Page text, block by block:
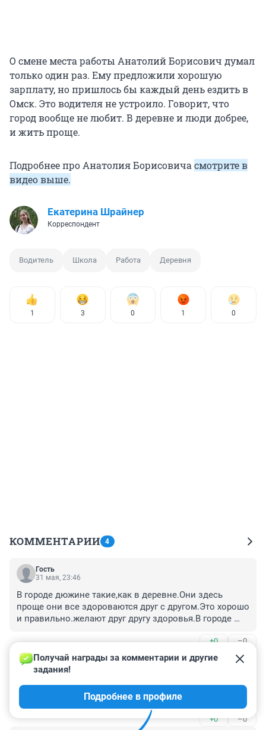
О смене места работы Анатолий Борисович думал
только один раз. Ему предложили хорошую
зарплату, но пришлось бы каждый день ездить в
Омск. Это водителя не устроило. Говорит, что
город вообще не любит. В деревне и люди добрее,
и жить проще.
Подробнее про Анатолия Борисовича смотрите в
видео выше.
Екатерина Шрайнер
Корреспондент
Водитель Школа Работа Деревня
1 3 0 1 0
КОММЕНТАРИИ 4
Гость
31 мая, 23:46
В городе дюжине такие,как в деревне.Они здесь
проще они все здороваются друг с другом.Это хорошо
и правильно.желают друг другу здоровья.В городе
+0 –0
Гость
28 мая, 03:20
Чистоту сперва наводят, а потом только
+0 –0
Получай награды за комментарии и другие
задания!
Подробнее в профиле